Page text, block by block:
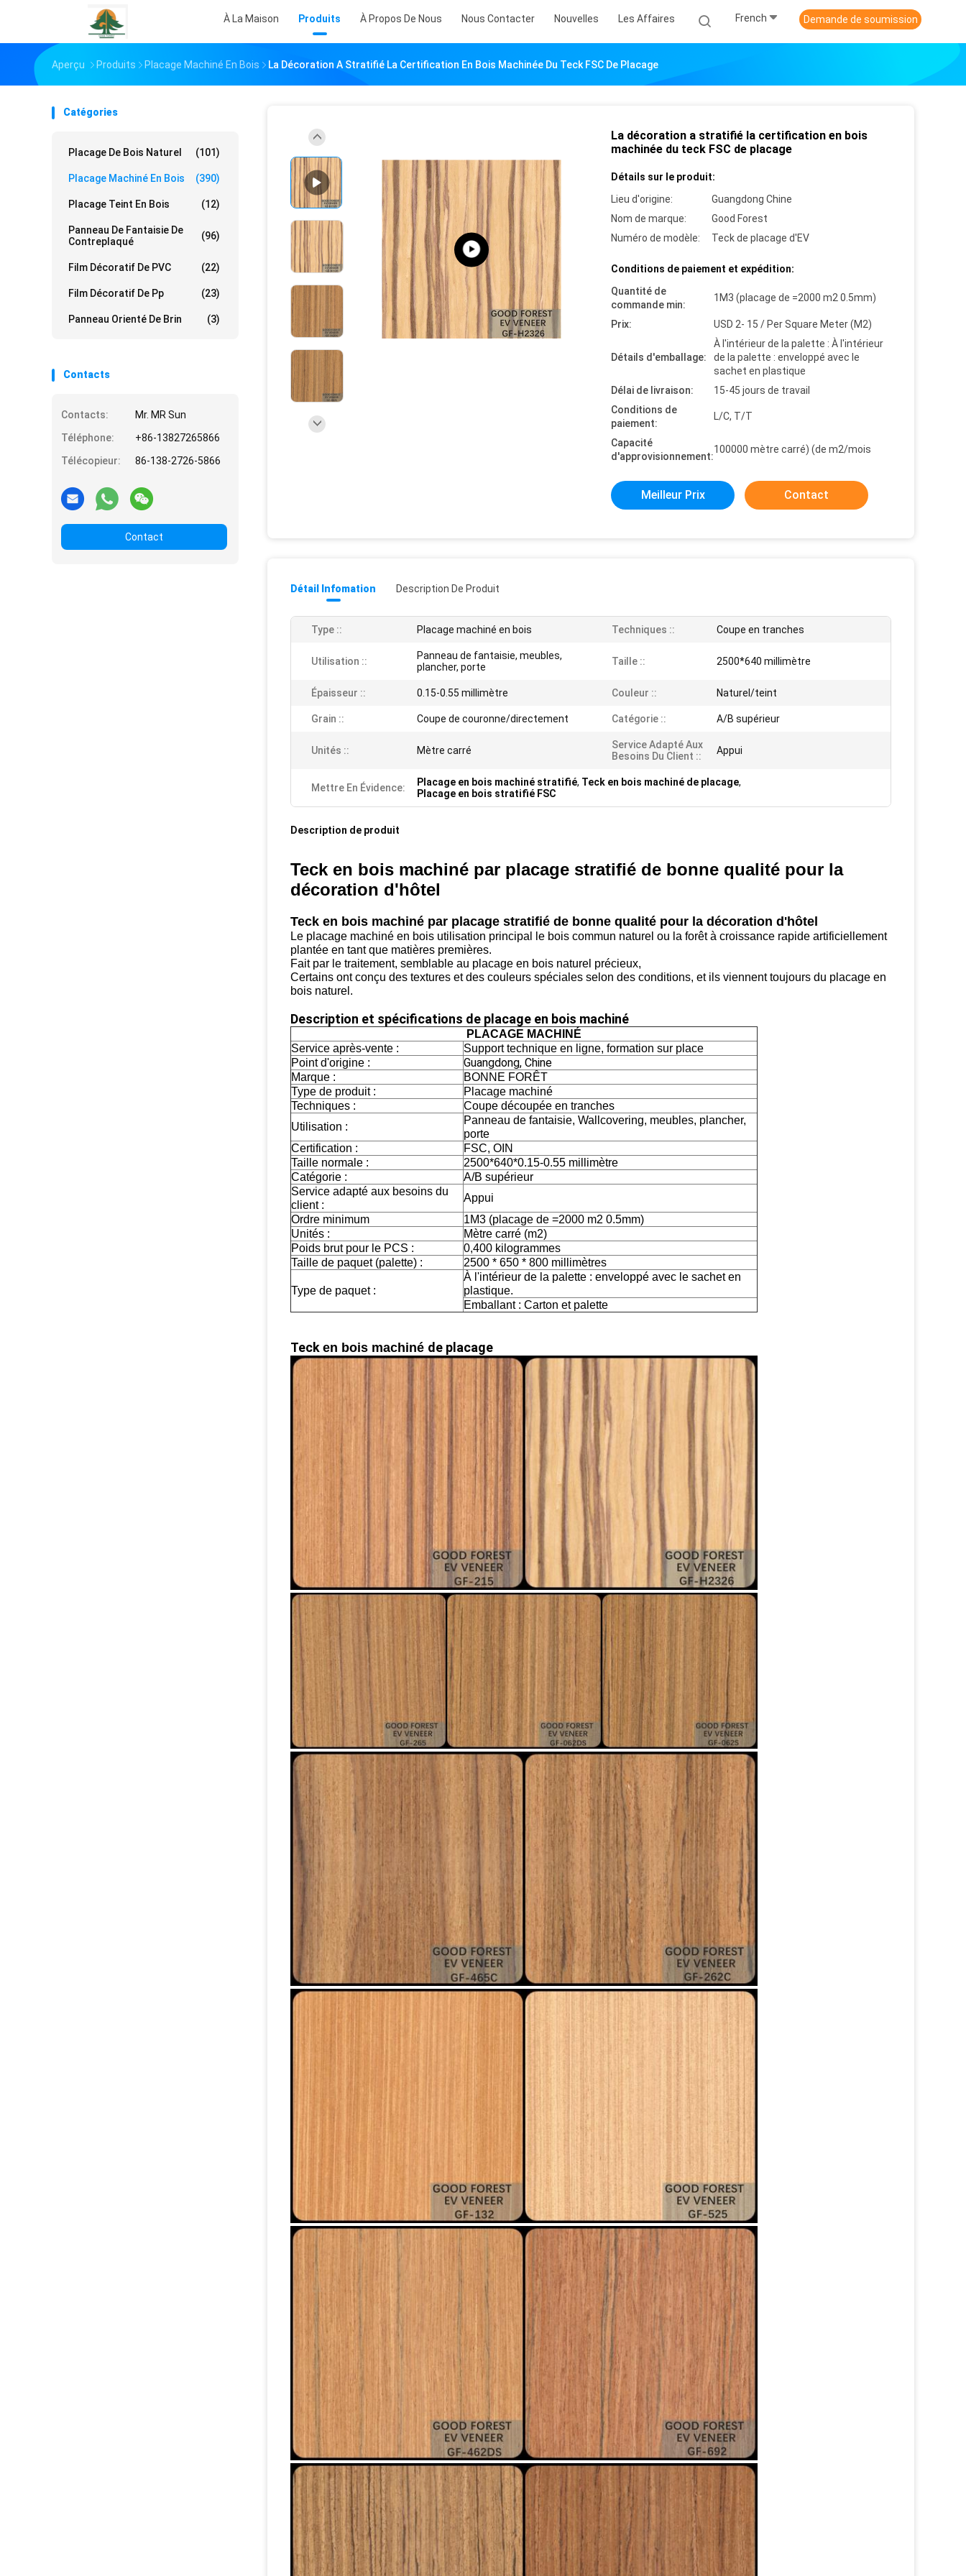
À La Maison Produits À Propos De Nous Nous Contacter Nouvelles Les Affaires French Demande de soumission
Aperçu Produits Placage Machiné En Bois La Décoration A Stratifié La Certification En Bois Machinée Du Teck FSC De Placage
Catégories
Placage De Bois Naturel (101)
Placage Machiné En Bois (390)
Placage Teint En Bois (12)
Panneau De Fantaisie De
Contreplaqué
(96)
Film Décoratif De PVC (22)
Film Décoratif De Pp (23)
Panneau Orienté De Brin (3)
Contacts
Contacts:
Mr. MR Sun
Téléphone:
+86-13827265866
Télécopieur:
86-138-2726-5866
Contact
La décoration a stratifié la certification en bois
machinée du teck FSC de placage
Détails sur le produit:
Lieu d'origine:
Guangdong Chine
Nom de marque:
Good Forest
Numéro de modèle:
Teck de placage d'EV
Conditions de paiement et expédition:
Quantité de
commande min:
1M3 (placage de =2000 m2 0.5mm)
Prix: USD 2- 15 / Per Square Meter (M2)
Détails d'emballage:
À l'intérieur de la palette : À l'intérieur
de la palette : enveloppé avec le
sachet en plastique
Délai de livraison:
15-45 jours de travail
Conditions de
paiement:
L/C, T/T
Capacité
d'approvisionnement:
100000 mètre carré) (de m2/mois
Meilleur Prix Contact
Détail Infomation Description De Produit
Type :: Placage machiné en bois Techniques :: Coupe en tranches
Utilisation ::
Panneau de fantaisie, meubles,
plancher, porte
Taille :: 2500*640 millimètre
Épaisseur :: 0.15-0.55 millimètre Couleur :: Naturel/teint
Grain :: Coupe de couronne/directement Catégorie :: A/B supérieur
Unités :: Mètre carré
Service Adapté Aux
Besoins Du Client ::
Appui
Mettre En Évidence: Placage en bois machiné stratifié, Teck en bois machiné de placage,
Placage en bois stratifié FSC
Description de produit
Teck en bois machiné par placage stratifié de bonne qualité pour la
décoration d'hôtel
Teck en bois machiné par placage stratifié de bonne qualité pour la décoration d'hôtel
Le placage machiné en bois utilisation principal le bois commun naturel ou la forêt à croissance rapide artificiellement
plantée en tant que matières premières.
Fait par le traitement, semblable au placage en bois naturel précieux,
Certains ont conçu des textures et des couleurs spéciales selon des conditions, et ils viennent toujours du placage en
bois naturel.
Description et spécifications de placage en bois machiné
PLACAGE MACHINÉ
Service après-vente :
Support technique en ligne, formation sur place
Point d'origine :
Guangdong, Chine
Marque :
BONNE FORÊT
Type de produit :
Placage machiné
Techniques :
Coupe découpée en tranches
Utilisation :
Panneau de fantaisie, Wallcovering, meubles, plancher,
porte
Certification :
FSC, OIN
Taille normale :
2500*640*0.15-0.55 millimètre
Catégorie :
A/B supérieur
Service adapté aux besoins du
client :
Appui
Ordre minimum
1M3 (placage de =2000 m2 0.5mm)
Unités :
Mètre carré (m2)
Poids brut pour le PCS :
0,400 kilogrammes
Taille de paquet (palette) :
2500 * 650 * 800 millimètres
Type de paquet :
À l'intérieur de la palette : enveloppé avec le sachet en
plastique.
Emballant : Carton et palette
Teck en bois machiné de placage